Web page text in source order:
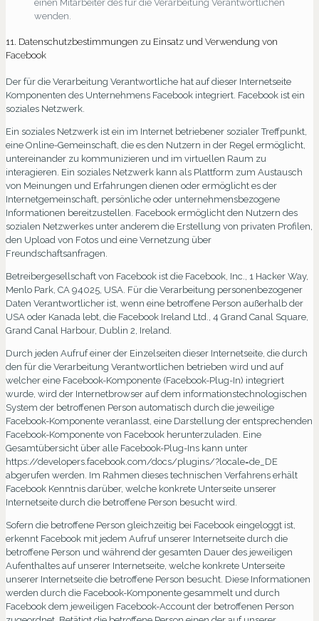
einen Mitarbeiter des für die Verarbeitung Verantwortlichen
wenden.
11. Datenschutzbestimmungen zu Einsatz und Verwendung von
Facebook
Der für die Verarbeitung Verantwortliche hat auf dieser Internetseite
Komponenten des Unternehmens Facebook integriert. Facebook ist ein
soziales Netzwerk.
Ein soziales Netzwerk ist ein im Internet betriebener sozialer Treffpunkt,
eine Online-Gemeinschaft, die es den Nutzern in der Regel ermöglicht,
untereinander zu kommunizieren und im virtuellen Raum zu
interagieren. Ein soziales Netzwerk kann als Plattform zum Austausch
von Meinungen und Erfahrungen dienen oder ermöglicht es der
Internetgemeinschaft, persönliche oder unternehmensbezogene
Informationen bereitzustellen. Facebook ermöglicht den Nutzern des
sozialen Netzwerkes unter anderem die Erstellung von privaten Profilen,
den Upload von Fotos und eine Vernetzung über
Freundschaftsanfragen.
Betreibergesellschaft von Facebook ist die Facebook, Inc., 1 Hacker Way,
Menlo Park, CA 94025, USA. Für die Verarbeitung personenbezogener
Daten Verantwortlicher ist, wenn eine betroffene Person außerhalb der
USA oder Kanada lebt, die Facebook Ireland Ltd., 4 Grand Canal Square,
Grand Canal Harbour, Dublin 2, Ireland.
Durch jeden Aufruf einer der Einzelseiten dieser Internetseite, die durch
den für die Verarbeitung Verantwortlichen betrieben wird und auf
welcher eine Facebook-Komponente (Facebook-Plug-In) integriert
wurde, wird der Internetbrowser auf dem informationstechnologischen
System der betroffenen Person automatisch durch die jeweilige
Facebook-Komponente veranlasst, eine Darstellung der entsprechenden
Facebook-Komponente von Facebook herunterzuladen. Eine
Gesamtübersicht über alle Facebook-Plug-Ins kann unter
https://developers.facebook.com/docs/plugins/?locale=de_DE
abgerufen werden. Im Rahmen dieses technischen Verfahrens erhält
Facebook Kenntnis darüber, welche konkrete Unterseite unserer
Internetseite durch die betroffene Person besucht wird.
Sofern die betroffene Person gleichzeitig bei Facebook eingeloggt ist,
erkennt Facebook mit jedem Aufruf unserer Internetseite durch die
betroffene Person und während der gesamten Dauer des jeweiligen
Aufenthaltes auf unserer Internetseite, welche konkrete Unterseite
unserer Internetseite die betroffene Person besucht. Diese Informationen
werden durch die Facebook-Komponente gesammelt und durch
Facebook dem jeweiligen Facebook-Account der betroffenen Person